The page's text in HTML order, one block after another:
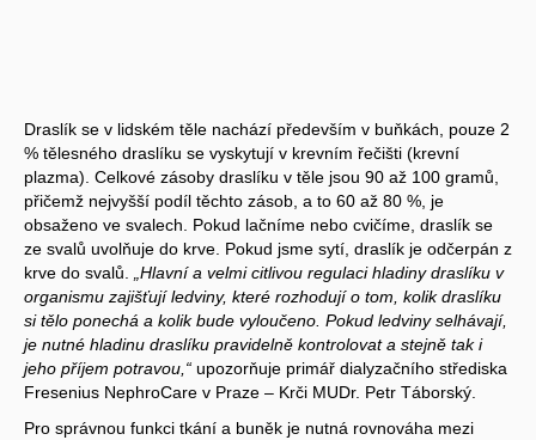
Draslík se v lidském těle nachází především v buňkách, pouze 2
% tělesného draslíku se vyskytují v krevním řečišti (krevní
plazma). Celkové zásoby draslíku v těle jsou 90 až 100 gramů,
přičemž nejvyšší podíl těchto zásob, a to 60 až 80 %, je
obsaženo ve svalech. Pokud lačníme nebo cvičíme, draslík se
ze svalů uvolňuje do krve. Pokud jsme sytí, draslík je odčerpán z
krve do svalů.
„Hlavní a velmi citlivou regulaci hladiny draslíku v
organismu zajišťují ledviny, které rozhodují o tom, kolik draslíku
si tělo ponechá a kolik bude vyloučeno. Pokud ledviny selhávají,
je nutné hladinu draslíku pravidelně kontrolovat a stejně tak i
jeho příjem potravou,“ upozorňuje primář dialyzačního střediska
Fresenius NephroCare v Praze – Krči MUDr. Petr Táborský.
Pro správnou funkci tkání a buněk je nutná rovnováha mezi